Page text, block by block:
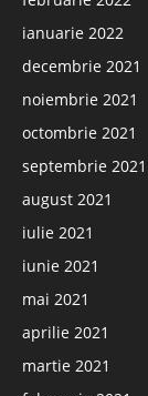
ianuarie 2022
decembrie 2021
noiembrie 2021
octombrie 2021
septembrie 2021
august 2021
iulie 2021
iunie 2021
mai 2021
aprilie 2021
martie 2021